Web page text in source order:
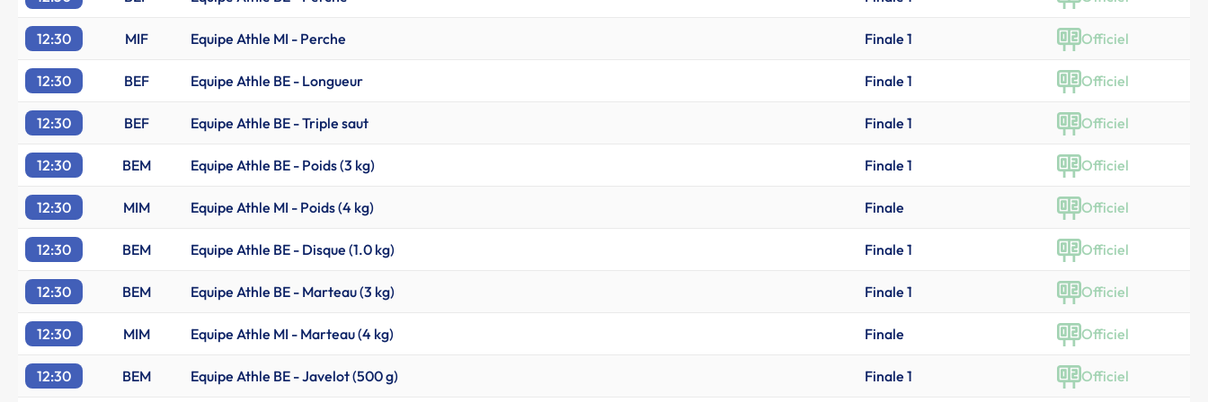
12:30 MIF Equipe Athle MI - Perche Finale 1 Officiel
12:30 BEF Equipe Athle BE - Longueur Finale 1 Officiel
12:30 BEF Equipe Athle BE - Triple saut Finale 1 Officiel
12:30 BEM Equipe Athle BE - Poids (3 kg) Finale 1 Officiel
12:30 MIM Equipe Athle MI - Poids (4 kg) Finale Officiel
12:30 BEM Equipe Athle BE - Disque (1.0 kg) Finale 1 Officiel
12:30 BEM Equipe Athle BE - Marteau (3 kg) Finale 1 Officiel
12:30 MIM Equipe Athle MI - Marteau (4 kg) Finale Officiel
12:30 BEM Equipe Athle BE - Javelot (500 g) Finale 1 Officiel